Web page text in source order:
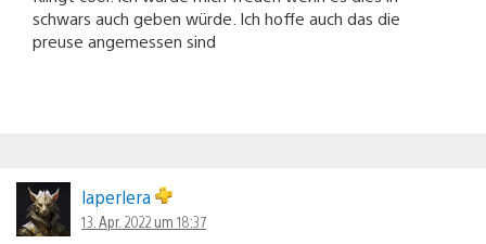
schwars auch geben würde. Ich hoffe auch das die
preuse angemessen sind
laperlera
13. Apr. 2022 um 18:37